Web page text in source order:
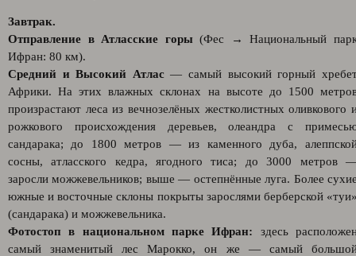
Завтрак.
Отправление в Атласские горы(Фес → Национальный
Ифран: 80 км).
Средний и Высокий Атлас — самый высокий горный
Африки. На этих влажных склонах на высоте до 1500
произрастают леса из вечнозелёных жестколистных оливкового
рожкового происхождения деревьев, олеандра с
сандарака; до 1800 метров — из каменного дуба,
сосны, атласского кедра, ягодного тиса; до 3000 метров
заросли можжевельников; выше — остепнённые луга. Более
южные и восточные склоны покрыты зарослями берберской
(сандарака) и можжевельника.
Фотостоп в национальном парке Ифран: здесь
самый знаменитый лес Марокко, он же — самый